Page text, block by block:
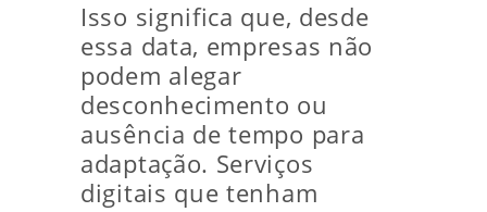
Isso significa que, desde
essa data, empresas não
podem alegar
desconhecimento ou
ausência de tempo para
adaptação. Serviços
digitais que tenham